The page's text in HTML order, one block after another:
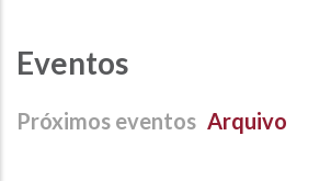
Eventos
Próximos eventos Arquivo